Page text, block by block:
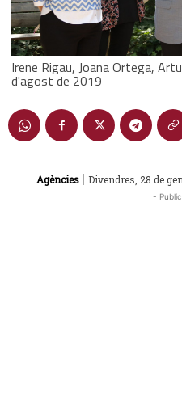
Irene Rigau, Joana Ortega,
d'agost de 2019
Agències | Divendres, 28 de
-